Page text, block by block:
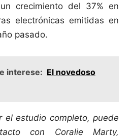
crecimiento del 37% en
electrónicas emitidas en
pasado.
interese: El novedoso
el estudio completo, puede
con Coralie Marty,